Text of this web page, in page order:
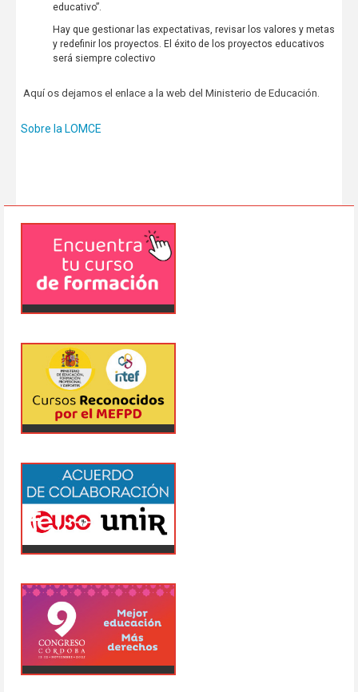
educativo”.
Hay que gestionar las expectativas, revisar los valores y metas
y redefinir los proyectos. El éxito de los proyectos educativos
será siempre colectivo
Aquí os dejamos el enlace a la web del Ministerio de Educación.
Sobre la LOMCE